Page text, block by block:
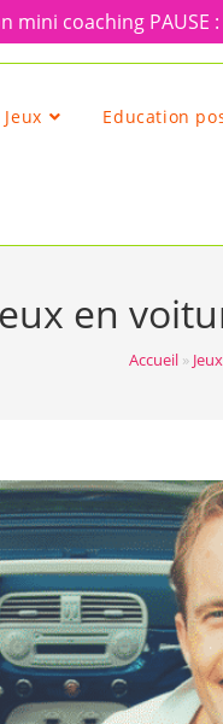
coaching
Jeux Education
en
Accueil » Jeux